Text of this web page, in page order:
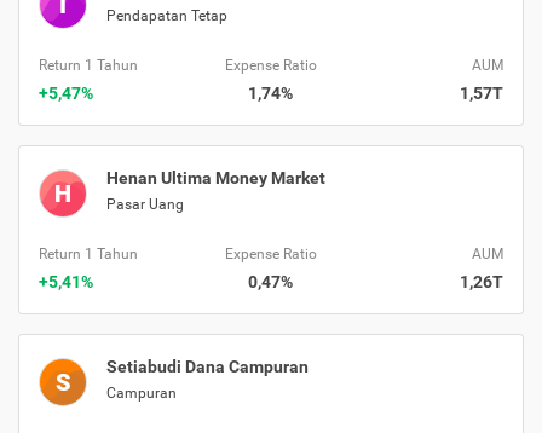
Pendapatan Tetap
Return 1 Tahun
+5,47%
Expense Ratio
1,74%
AUM
1,57T
H
Henan Ultima Money Market
Pasar Uang
Return 1 Tahun
+5,41%
Expense Ratio
0,47%
AUM
1,26T
S
Setiabudi Dana Campuran
Campuran